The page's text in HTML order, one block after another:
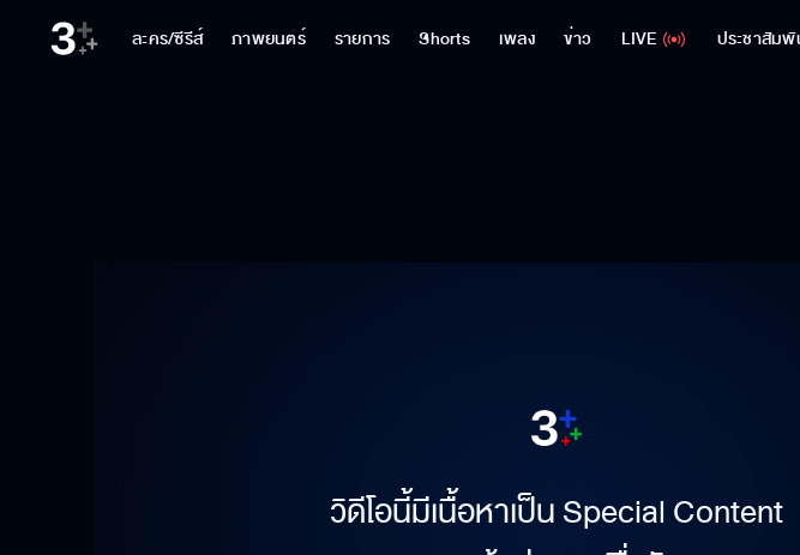
ละคร/ซีรีส์ ภาพยนตร์ รายการ Shorts เพลง ข่าว LIVE ประชาสัม
วิดีโอนี้มีเนื้อหาเป็น Special Content